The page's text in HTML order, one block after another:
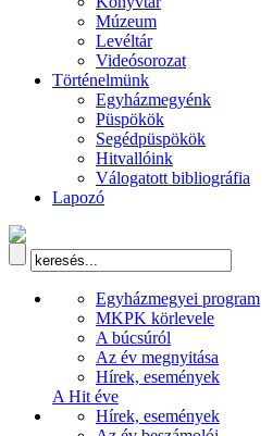
Múzeum
Levéltár
Videósorozat
Történelmünk
Egyházmegyénk
Püspökök
Segédpüspökök
Hitvallóink
Válogatott bibliográfia
Lapozó
Egyházmegyei program
MKPK körlevele
A búcsúról
Az év megnyitása
Hírek, események
A Hit éve
Hírek, események